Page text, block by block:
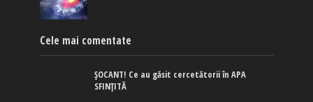
Cele mai comentate
ȘOCANT! Ce au găsit cercetătorii în APA
SFINȚITĂ